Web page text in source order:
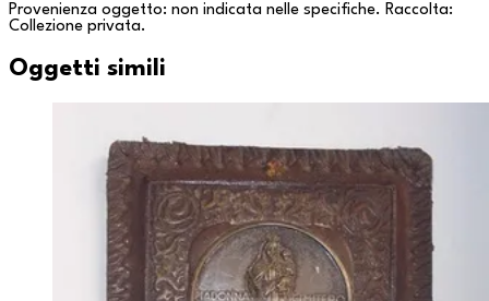
Provenienza oggetto: non indicata nelle specifiche. Raccolta:
Collezione privata.
Oggetti simili